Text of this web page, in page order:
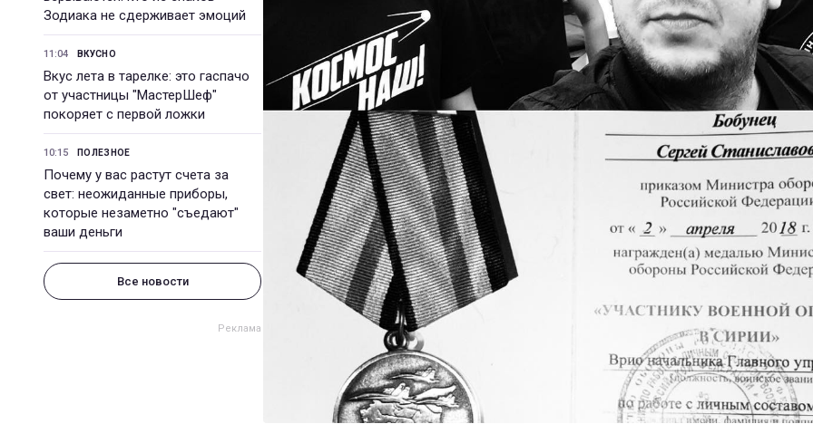
Зодиака не сдерживает эмоций
11:04 ВКУСНО
Вкус лета в тарелке: это гаспачо
от участницы "МастерШеф"
покоряет с первой ложки
10:15 ПОЛЕЗНОЕ
Почему у вас растут счета за
свет: неожиданные приборы,
которые незаметно "съедают"
ваши деньги
Все новости